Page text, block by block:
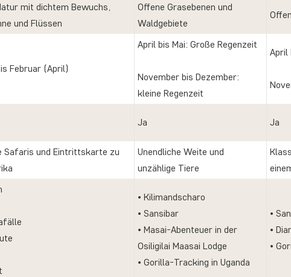
mit dichtem Bewuchs,
und Flüssen
Offene Grasebenen und
Waldgebiete
Februar (April)
April bis Mai: Große Regenzeit
November bis Dezember:
kleine Regenzeit
April
Ja Ja
Safaris und Eintrittskarte zu
Unendliche Weite und
unzählige Tiere
• Kilimandscharo
• Sansibar
• Masai-Abenteuer in der
Osiligilai Maasai Lodge
• Gorilla-Tracking in Uganda
•
•
•